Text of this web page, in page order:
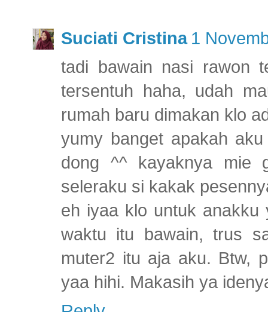
Suciati Cristina 1
tadi bawain nasi rawon
tersentuh haha, udah
rumah baru dimakan klo
yumy banget apakah
dong ^^ kayaknya mie
seleraku si kakak
eh iyaa klo untuk
waktu itu bawain, trus
muter2 itu aja aku. Btw,
yaa hihi. Makasih ya